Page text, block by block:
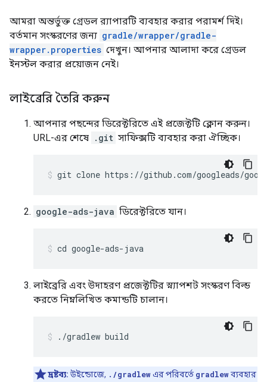
আমরা অন্তর্ভুক্ত গ্রেডল র‍্যাপারটি ব্যবহার করার পরামর্শ দিই।
বর্তমান সংস্করণের জন্য gradle/wrapper/gradle-
wrapper.properties দেখুন। আপনার আলাদা করে গ্রেডল
ইনস্টল করার প্রয়োজন নেই।
লাইব্রেরি তৈরি করুন
আপনার পছন্দের ডিরেক্টরিতে এই প্রজেক্টটি ক্লোন করুন।
URL-এর শেষে .git সাফিক্সটি ব্যবহার করা ঐচ্ছিক।
google-ads-java ডিরেক্টরিতে যান।
cd google-ads- java
লাইব্রেরি এবং উদাহরণ প্রজেক্টটির স্ন্যাপশট সংস্করণ বিল্ড
করতে নিম্নলিখিত কমান্ডটি চালান।
. /gradlew build
দ্রষ্টব্য: উইন্ডোজে, ./gradlew এর পরিবর্তে gradlewব্যবহার